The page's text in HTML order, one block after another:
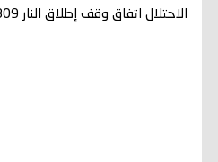
الاحتلال اتفاق وقف إطلاق النار 1,309 شهداء، و3,184 إصابة.